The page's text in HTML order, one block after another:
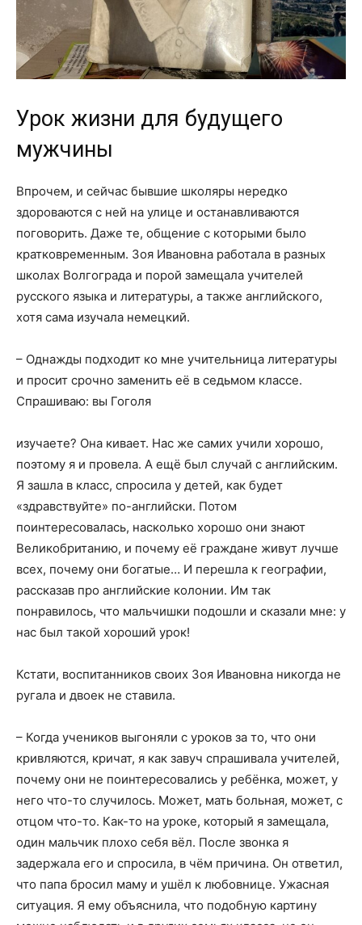
Урок жизни для будущего
мужчины
Впрочем, и сейчас бывшие школяры нередко
здороваются с ней на улице и останавливаются
поговорить. Даже те, общение с которыми было
кратковременным. Зоя Ивановна работала в разных
школах Волгограда и порой замещала учителей
русского языка и литературы, а также английского,
хотя сама изучала немецкий.
– Однажды подходит ко мне учительница литературы
и просит срочно заменить её в седьмом классе.
Спрашиваю: вы Гоголя
изучаете? Она кивает. Нас же самих учили хорошо,
поэтому я и провела. А ещё был случай с английским.
Я зашла в класс, спросила у детей, как будет
«здравствуйте» по-английски. Потом
поинтересовалась, насколько хорошо они знают
Великобританию, и почему её граждане живут лучше
всех, почему они богатые… И перешла к географии,
рассказав про английские колонии. Им так
понравилось, что мальчишки подошли и сказали мне: у
нас был такой хороший урок!
Кстати, воспитанников своих Зоя Ивановна никогда не
ругала и двоек не ставила.
– Когда учеников выгоняли с уроков за то, что они
кривляются, кричат, я как завуч спрашивала учителей,
почему они не поинтересовались у ребёнка, может, у
него что-то случилось. Может, мать больная, может, с
отцом что-то. Как-то на уроке, который я замещала,
один мальчик плохо себя вёл. После звонка я
задержала его и спросила, в чём причина. Он ответил,
что папа бросил маму и ушёл к любовнице. Ужасная
ситуация. Я ему объяснила, что подобную картину